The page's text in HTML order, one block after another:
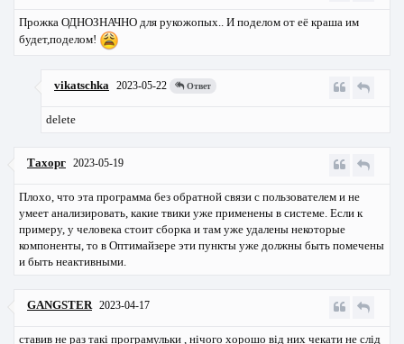
Прожка ОДНОЗНАЧНО для рукожопых.. И поделом от её краша им
будет,поделом!
vikatschka 2023-05-22 Ответ
delete
Тахорг 2023-05-19
Плохо, что эта программа без обратной связи с пользователем и не
умеет анализировать, какие твики уже применены в системе. Если к
примеру, у человека стоит сборка и там уже удалены некоторые
компоненты, то в Оптимайзере эти пункты уже должны быть помечены
и быть неактивными.
GANGSTER 2023-04-17
ставив не раз такі програмульки , нічого хорошо від них чекати не слід